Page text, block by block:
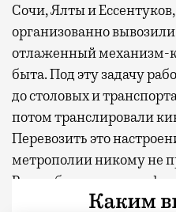
Сочи, Ялты и
организованно
отлаженный механизм-
быта. Под эту задачу
до столовых и
потом транслировали
Перевозить это
метрополии никому не
Расслабленная
заповедниках и никуда